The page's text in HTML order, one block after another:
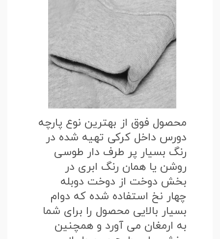
محصول فوق از بهترین نوع پارچه
دورس داخل کرکی تهیه شده در
رنگ بسیار پر طرف دار طوسی
روشن یا همان رنگ ابری در
بخش دوخت از دوخت دوبله
چهار نخ استفاده شده که دوام
بسیار بالایی محصول را برای شما
به ارمغان می آورد و همچنین